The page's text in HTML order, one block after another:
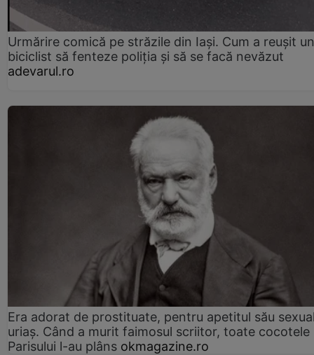
Urmărire comică pe străzile din Iași. Cum a reușit un
biciclist să fenteze poliția și să se facă nevăzut
adevarul.ro
Era adorat de prostituate, pentru apetitul său
uriaș. Când a murit faimosul scriitor, toate cocotele
Parisului l-au plâns okmagazine.ro